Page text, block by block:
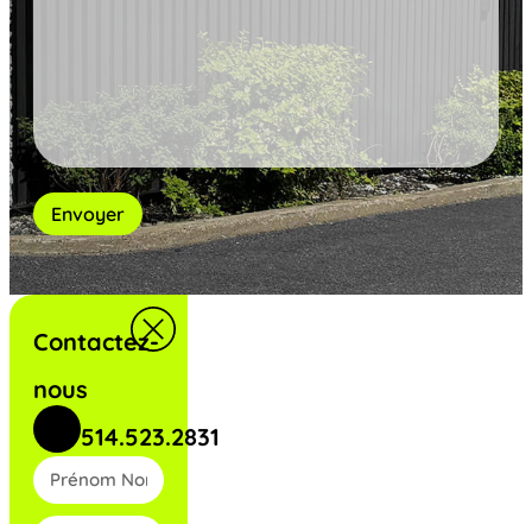
Envoyer
Contactez-
nous
514.523.2831